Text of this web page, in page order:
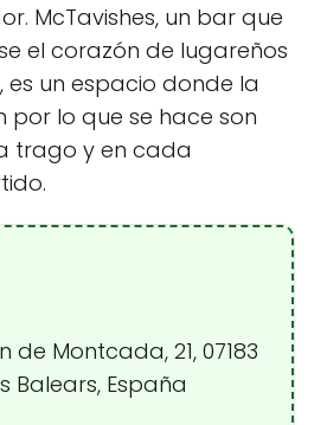
McTavishes, un bar que
el corazón de lugareños
es un espacio donde la
lo que se hace son
trago y en cada
Montcada, 21, 07183
Balears, España